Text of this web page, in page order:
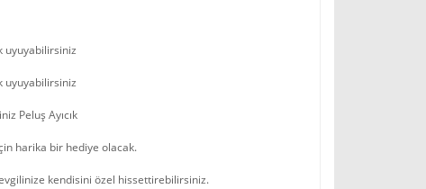
uyuyabilirsiniz
uyuyabilirsiniz
Peluş Ayıcık
harika bir hediye olacak.
kendisini özel hissettirebilirsiniz.